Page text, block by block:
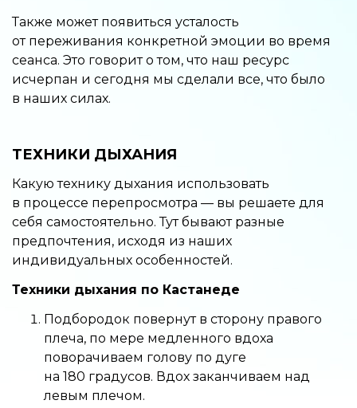
Также может появиться усталость
от переживания конкретной эмоции во время
сеанса. Это говорит о том, что наш ресурс
исчерпан и сегодня мы сделали все, что было
в наших силах.
ТЕХНИКИ ДЫХАНИЯ
Какую технику дыхания использовать
в процессе перепросмотра — вы решаете для
себя самостоятельно. Тут бывают разные
предпочтения, исходя из наших
индивидуальных особенностей.
Техники дыхания по Кастанеде
Подбородок повернут в сторону правого
плеча, по мере медленного вдоха
поворачиваем голову по дуге
на 180 градусов. Вдох заканчиваем над
левым плечом.